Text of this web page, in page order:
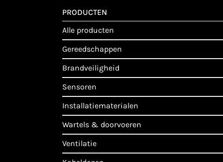
PRODUCTEN
alle producten
gereedschappen
brandveiligheid
sensoren
installatiematerialen
wartels & doorvoeren
ventilatie